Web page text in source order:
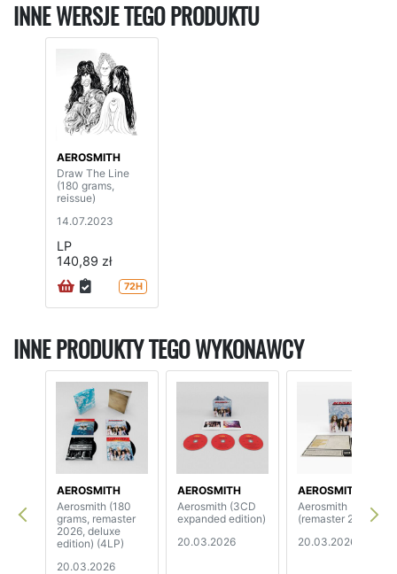
INNE WERSJE TEGO PRODUKTU
AEROSMITH
Draw The Line
(180 grams,
reissue)
14.07.2023
LP
140,89 zł
72H
INNE PRODUKTY TEGO WYKONAWCY
AEROSMITH
Aerosmith (180
grams, remaster
2026, deluxe
edition) (4LP)
20.03.2026
AEROSMITH
Aerosmith (3CD
expanded edition)
20.03.2026
AEROSMITH
Aerosmith
(remaster 2026)
20.03.2026